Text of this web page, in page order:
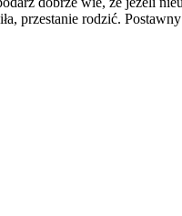
przestanie rodzić.